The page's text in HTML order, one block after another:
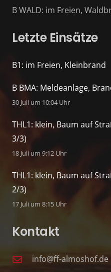
B WALD: im Freien,
Letzte Einsätze
B1: im Freien, Kleinbrand
B BMA: Meldeanlage,
30 Juli um 10:04 Uhr
THL1: klein, Baum auf
3/3)
18 Juli um 9:12 Uhr
THL1: klein, Baum auf
2/3)
17 Juli um 8:15 Uhr
Kontakt
info@ff-almoshof.de